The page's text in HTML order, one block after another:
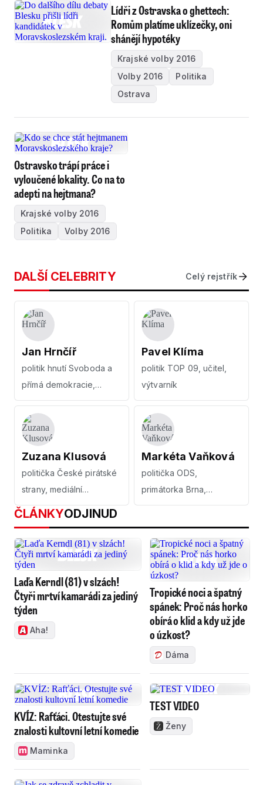
Lídři z Ostravska o ghettech:
Romům platíme uklízečky, oni
shánějí hypotéky
Krajské volby 2016
Volby 2016
Politika
Ostrava
Ostravsko trápí práce i
vyloučené lokality. Co na to
adepti na hejtmana?
Krajské volby 2016
Politika
Volby 2016
DALŠÍ CELEBRITY Celý rejstřík
Jan Hrnčíř
politik hnutí Svoboda a
přímá demokracie,
ekonom, pedagog
Pavel Klíma
politik TOP 09, učitel,
výtvarník
Zuzana Klusová
politička České pirátské
strany, mediální
konzultantka
Markéta Vaňková
politička ODS,
primátorka Brna,
právnička
ČLÁNKYODJINUD
Laďa Kerndl (81) v slzách!
Čtyři mrtví kamarádi za jediný
týden
Aha!
Tropické noci a špatný
spánek: Proč nás horko
obírá o klid a kdy už jde
o úzkost?
Dáma
KVÍZ: Rafťáci. Otestujte své
znalosti kultovní letní komedie
Maminka
TEST VIDEO
Ženy